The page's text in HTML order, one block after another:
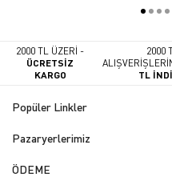
2000 TL ÜZERİ -
ÜCRETSİZ
KARGO
2000
TL
Popüler Linkler
Pazaryerlerimiz
ÖDEME